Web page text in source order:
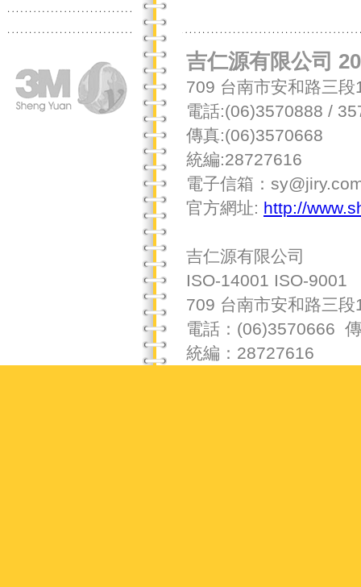
吉仁源有限公司
709 台南市安和路三
電話:(06)3570888 /
傳真:(06)3570668
統編:28727616
電子信箱：
官方網址: http://
吉仁源有限公司
ISO-14001 ISO-9001
709 台南市安和路三
電話：(06)3570666
統編：28727616